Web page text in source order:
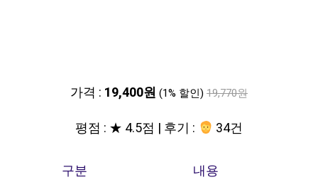
가격 : 19,400원 (1% 할인) 19,770원
평점 : ★ 4.5점 | 후기 : 34건
구분
내용